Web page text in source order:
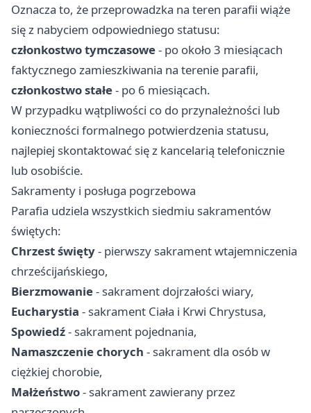
Oznacza to, że przeprowadzka na teren parafii wiąże
się z nabyciem odpowiedniego statusu:
członkostwo tymczasowe- po około 3 miesiącach
faktycznego zamieszkiwania na terenie parafii,
członkostwo stałe- po 6 miesiącach.
W przypadku wątpliwości co do przynależności lub
konieczności formalnego potwierdzenia statusu,
najlepiej skontaktować się z kancelarią telefonicznie
lub osobiście.
Sakramenty i posługa pogrzebowa
Parafia udziela wszystkich siedmiu sakramentów
świętych:
Chrzest święty- pierwszy sakrament wtajemniczenia
chrześcijańskiego,
Bierzmowanie- sakrament dojrzałości wiary,
Eucharystia - sakrament Ciała i Krwi Chrystusa,
Spowiedź- sakrament pojednania,
Namaszczenie chorych - sakrament dla osób w
ciężkiej chorobie,
Małżeństwo- sakrament zawierany przez